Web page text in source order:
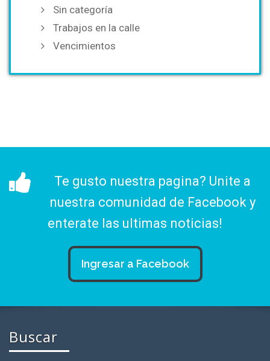
Sin categoría
Trabajos en la calle
Vencimientos
Te gusto nuestra pagina? Unite a
nuestra comunidad de Facebook y
enterate las ultimas noticias!
Ingresar a Facebook
Buscar